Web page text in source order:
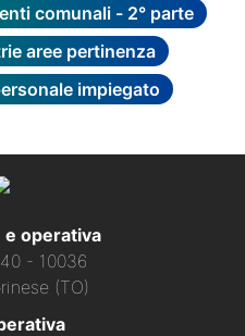
comunali - 2° parte
aree pertinenza
impiegato
e operativa
- 10036
(TO)